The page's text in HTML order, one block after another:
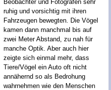
Beobachter und Fotografen sehr
ruhig und vorsichtig mit ihren
Fahrzeugen bewegten. Die Vögel
kamen dann manchmal bis auf
zwei Meter Abstand, zu nah für
manche Optik. Aber auch hier
zeigte sich einmal mehr, dass
Tiere/Vögel ein Auto oft nicht
annähernd so als Bedrohung
wahrnehmen wie den Menschen